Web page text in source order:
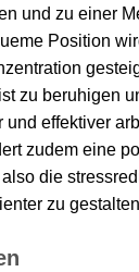
und zu einer
Position
zu beruhigen
effektiver
zudem eine
die
zu